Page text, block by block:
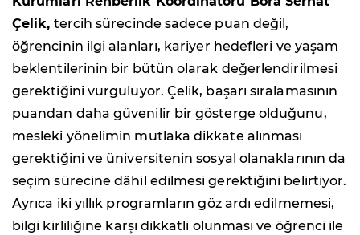
Çelik, tercih sürecinde sadece puan değil,
öğrencinin ilgi alanları, kariyer hedefleri ve yaşam
beklentilerinin bir bütün olarak değerlendirilmesi
gerektiğini vurguluyor. Çelik, başarı sıralamasının
puandan daha güvenilir bir gösterge olduğunu,
mesleki yönelimin mutlaka dikkate alınması
gerektiğini ve üniversitenin sosyal olanaklarının da
seçim sürecine dâhil edilmesi gerektiğini belirtiyor.
Ayrıca iki yıllık programların göz ardı edilmemesi,
bilgi kirliliğine karşı dikkatli olunması ve öğrenci ile